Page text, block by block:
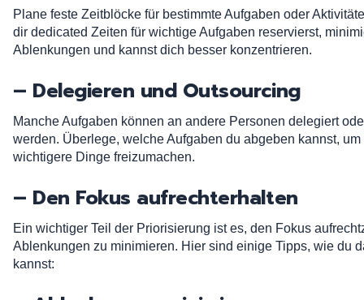
Plane feste Zeitblöcke für bestimmte Aufgaben oder
dir dedicated Zeiten für wichtige Aufgaben reservierst,
Ablenkungen und kannst dich besser konzentrieren.
– Delegieren und Outsourcing
Manche Aufgaben können an andere Personen delegiert
werden. Überlege, welche Aufgaben du abgeben kannst,
wichtigere Dinge freizumachen.
– Den Fokus aufrechterhalten
Ein wichtiger Teil der Priorisierung ist es, den Fokus
Ablenkungen zu minimieren. Hier sind einige Tipps, wie du
kannst: